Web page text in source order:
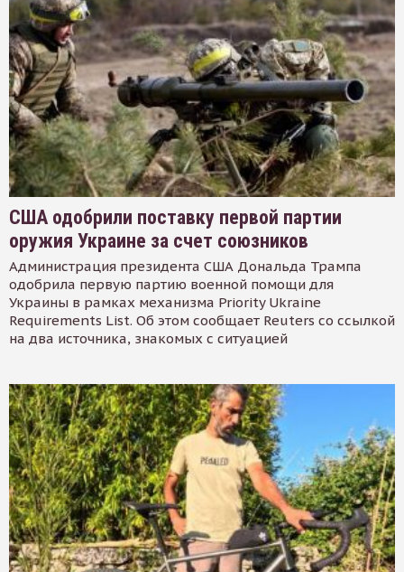
США одобрили поставку первой партии
оружия Украине за счет союзников
Администрация президента США Дональда Трампа
одобрила первую партию военной помощи для
Украины в рамках механизма Priority Ukraine
Requirements List. Об этом сообщает Reuters со ссылкой
на два источника, знакомых с ситуацией